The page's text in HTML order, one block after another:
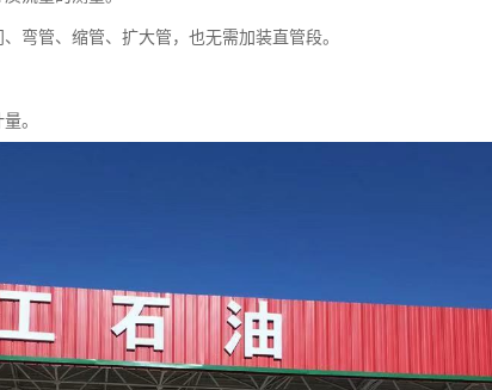
弯管、缩管、扩大管，也无需加装直管段。
。